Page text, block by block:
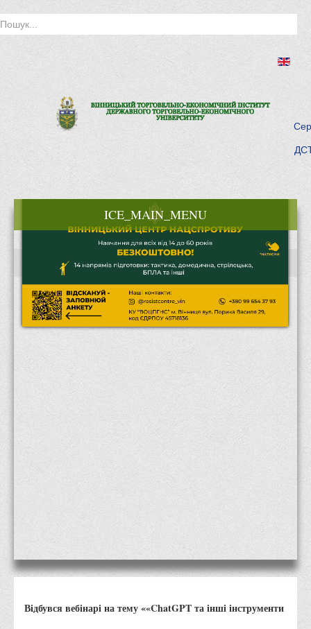
ICE_MAIN_MENU
Історія інституту
Інститут сьогодні
Місія та цілі
Публічна інформація
Заходи запобігання протиправним діям
Антикорупційні заходи
Протидія тероризму та насиллю
Як розпізнати глорифікацію збройної агресії РФ проти
України та протистояти їй?
Правила поведінки у разі виявлення вибухонебезпечних
Протидія торгівлі людьми
характеру
Відбувся вебінарі на тему ««ChatGPT та інші інструменти